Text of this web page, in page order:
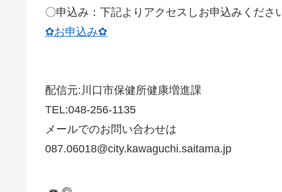
〇申込み：下記よりアクセスしお申込みくださ
✿お申込み✿
配信元:川口市保健所健康増進課
TEL:048-256-1135
メールでのお問い合わせは
087.06018@city.kawaguchi.saitama.jp